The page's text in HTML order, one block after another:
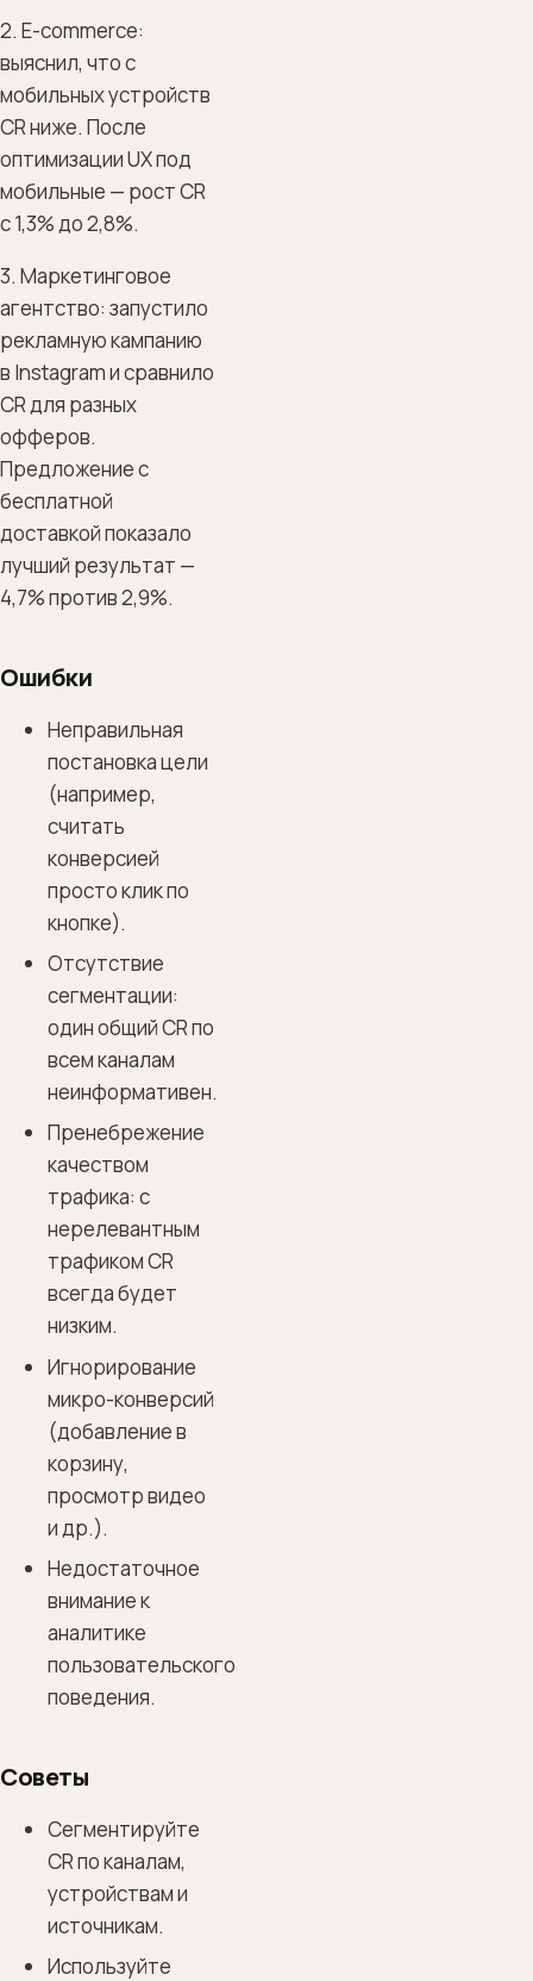
2. E-commerce:
выяснил, что с
мобильных устройств
CR ниже. После
оптимизации UX под
мобильные — рост CR
с 1,3% до 2,8%.
3. Маркетинговое
агентство: запустило
рекламную кампанию
в Instagram и сравнило
CR для разных
офферов.
Предложение с
бесплатной
доставкой показало
лучший результат —
4,7% против 2,9%.
Ошибки
Неправильная
постановка цели
(например,
считать
конверсией
просто клик по
кнопке).
Отсутствие
сегментации:
один общий CR по
всем каналам
неинформативен.
Пренебрежение
качеством
трафика: с
нерелевантным
трафиком CR
всегда будет
низким.
Игнорирование
микро-конверсий
(добавление в
корзину,
просмотр видео
и др.).
Недостаточное
внимание к
аналитике
пользовательского
поведения.
Советы
Сегментируйте
CR по каналам,
устройствам и
источникам.
Используйте